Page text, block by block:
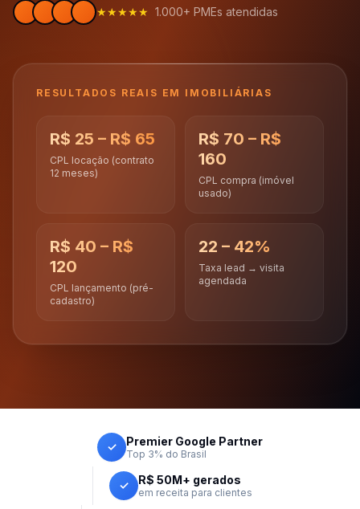
★★★★★ 1.000+ PMEs atendidas
RESULTADOS REAIS EM IMOBILIÁRIAS
R$ 25 – R$ 65
CPL locação (contrato
12 meses)
R$ 70 – R$
160
CPL compra (imóvel
usado)
R$ 40 – R$
120
CPL lançamento (pré-
cadastro)
22 – 42%
Taxa lead → visita
agendada
✓ Premier Google Partner
Top 3% do Brasil
✓ R$ 50M+ gerados
em receita para clientes